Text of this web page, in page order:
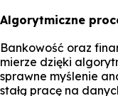
Algorytmiczne
Bankowość oraz
mierze dzięki
sprawne myślenie
stałą pracę na